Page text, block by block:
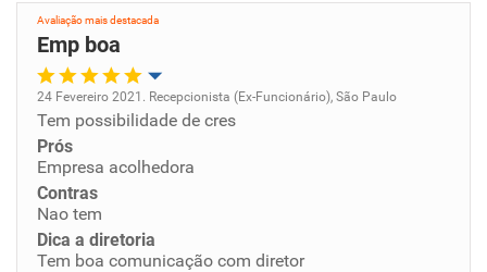
Avaliação mais destacada
Emp boa
Oportunidade de promoção
Ambiente de trabalho
Conciliação com a vida familiar
24 Fevereiro 2021. Recepcionista (Ex-Funcionário), São Paulo
Tem possibilidade de cres
Prós
Empresa acolhedora
Contras
Nao tem
Dica a diretoria
Tem boa comunicação com diretor